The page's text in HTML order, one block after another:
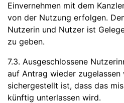
Einvernehmen mit dem
von der Nutzung erfolgen.
Nutzerin und Nutzer ist
zu geben.
7.3. Ausgeschlossene
auf Antrag wieder zugelassen
sichergestellt ist, dass das
künftig unterlassen wird.